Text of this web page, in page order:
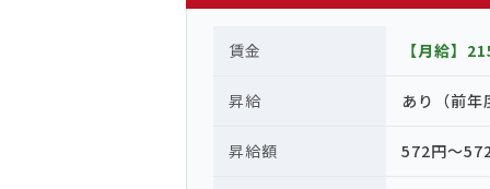
賃金 【月給】
昇給 あり（前
昇給額 572円〜